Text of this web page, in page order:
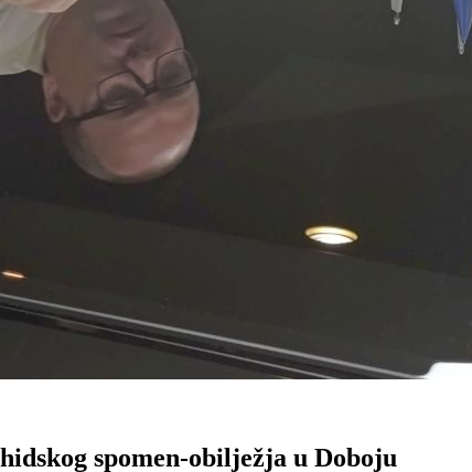
spomen-obilježja u Doboju